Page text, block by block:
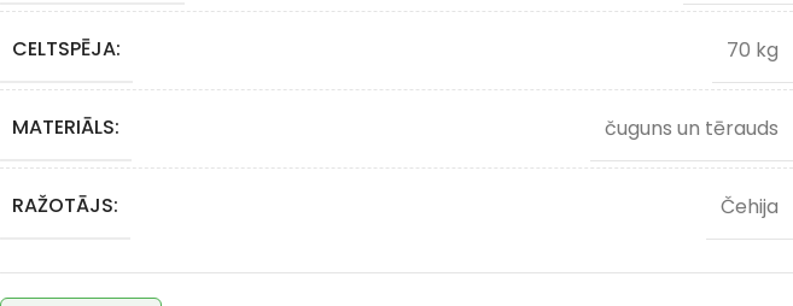
CELTSPĒJA: 70 kg
MATERIĀLS: čuguns un tērauds
RAŽOTĀJS: Čehija